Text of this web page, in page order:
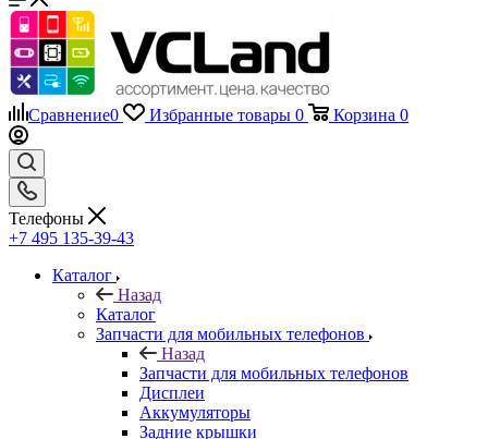
Сравнение0 Избранные товары 0 Корзина 0
Телефоны
+7 495 135-39-43
Каталог
Назад
Каталог
Запчасти для мобильных телефонов
Назад
Запчасти для мобильных телефонов
Дисплеи
Аккумуляторы
Задние крышки